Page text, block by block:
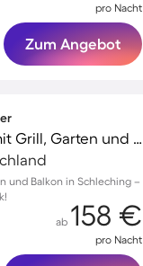
pro Nacht
Zum Angebot
Familienfreundliche Wohnung mit Grill, Garten und Terrasse | Bergblick
und Balkon in Schleching –
ab 158 €
pro Nacht